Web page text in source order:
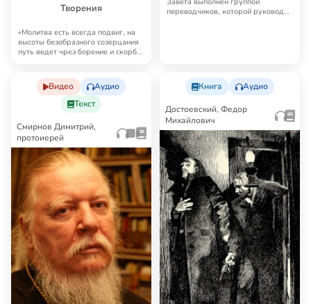
Творения
«Молитва есть всегда подвиг, на
высоты безобразного созерцания
путь ведет чрез борение и скорбь;
переводчиков, которой руководил
Видео
Аудио
Текст
Смирнов Димитрий,
протоиерей
Книга Аудио
Достоевский, Федор
Михайлович